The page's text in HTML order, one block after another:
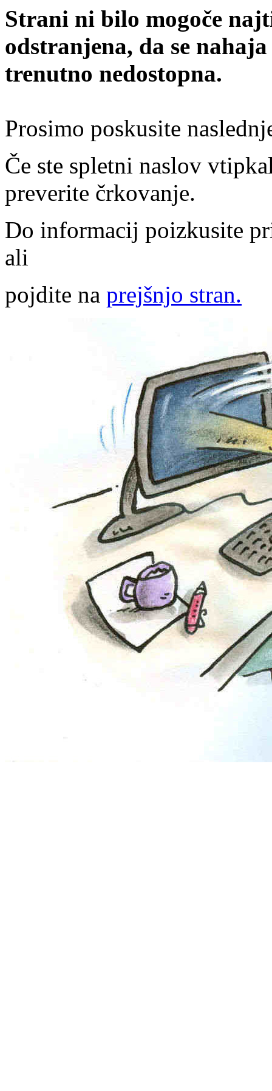
Strani ni bilo mogoče
odstranjena, da se
trenutno nedostopna.
Prosimo poskusite
Če ste spletni naslov
preverite črkovanje.
Do informacij poizkusite
ali
pojdite na prejšnjo stran.